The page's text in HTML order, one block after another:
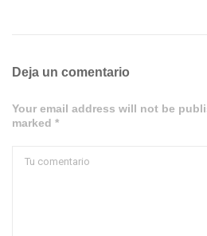
Deja un comentario
Your email address will not be
marked *